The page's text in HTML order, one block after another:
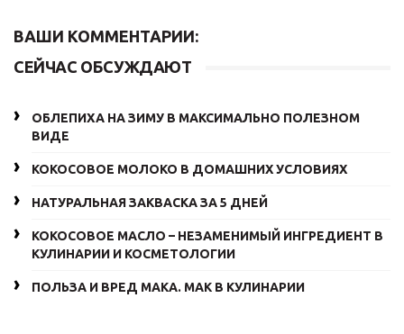
ВАШИ КОММЕНТАРИИ:
СЕЙЧАС ОБСУЖДАЮТ
ОБЛЕПИХА НА ЗИМУ В МАКСИМАЛЬНО ПОЛЕЗНОМ
ВИДЕ
КОКОСОВОЕ МОЛОКО В ДОМАШНИХ УСЛОВИЯХ
НАТУРАЛЬНАЯ ЗАКВАСКА ЗА 5 ДНЕЙ
КОКОСОВОЕ МАСЛО – НЕЗАМЕНИМЫЙ ИНГРЕДИЕНТ В
КУЛИНАРИИ И КОСМЕТОЛОГИИ
ПОЛЬЗА И ВРЕД МАКА. МАК В КУЛИНАРИИ